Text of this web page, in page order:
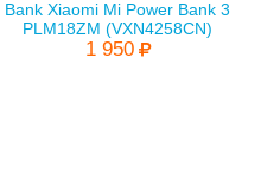
Bank Xiaomi Mi Power Bank 3
PLM18ZM (VXN4258CN)
1 950